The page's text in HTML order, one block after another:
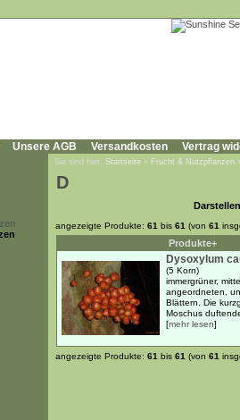
Unsere AGB Versandkosten Vertrag
Sie sind hier: Startseite » Frucht & Nutzpflanzen
D
angezeigte Produkte: 61 bis 61 (von 61
Produkte+
Dysoxylum
(5 Korn)
immergrüner,
angeordneten,
Blättern. Die
Moschus
[mehr lesen]
angezeigte Produkte: 61 bis 61 (von 61